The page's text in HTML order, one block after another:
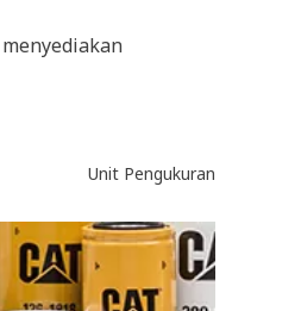
Unit Pengukuran